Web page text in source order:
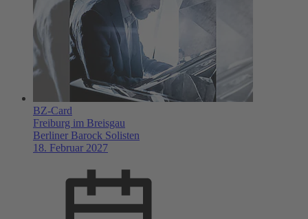
BZ-Card
Freiburg im Breisgau
Berliner Barock Solisten
18. Februar 2027